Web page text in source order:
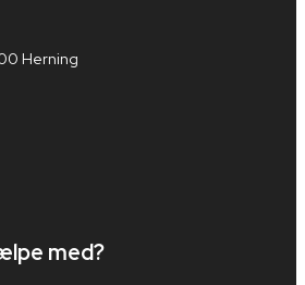
Herning
med?